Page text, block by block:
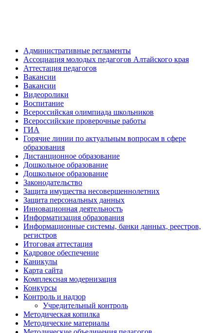
Административные регламенты
Ассоциация молодых педагогов Алтайского края
Аттестация педагогов
Вакансии
Вакансии
Видеоролики
Воспитание
Всероссийская олимпиада школьников
Всероссийские проверочные работы
ГИА
Горячие линии по актуальным вопросам в сфере
образования
Дистанционное образование
Дошкольное образование
Дошкольное образование
Законодательство
Защита имущества несовершеннолетних
Защита персональных данных
Инновационная деятельность
Информатизация образования
Информационные системы, банки данных, реестров,
регистров
Итоговая аттестация
Кадровое обеспечение
Каникулы
Карта сайта
Комплексная модернизация
Конкурсы
Контроль и надзор
Учредительный контроль
Методическая копилка
Методические материалы